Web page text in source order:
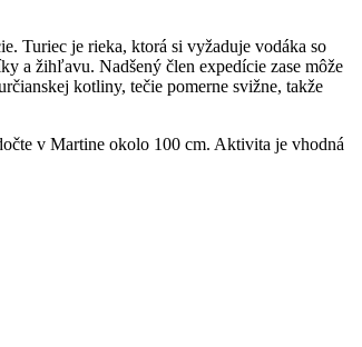
Turiec je rieka, ktorá si vyžaduje vodáka so
a žihľavu. Nadšený člen expedície zase môže
kotliny, tečie pomerne svižne, takže
v Martine okolo 100 cm. Aktivita je vhodná